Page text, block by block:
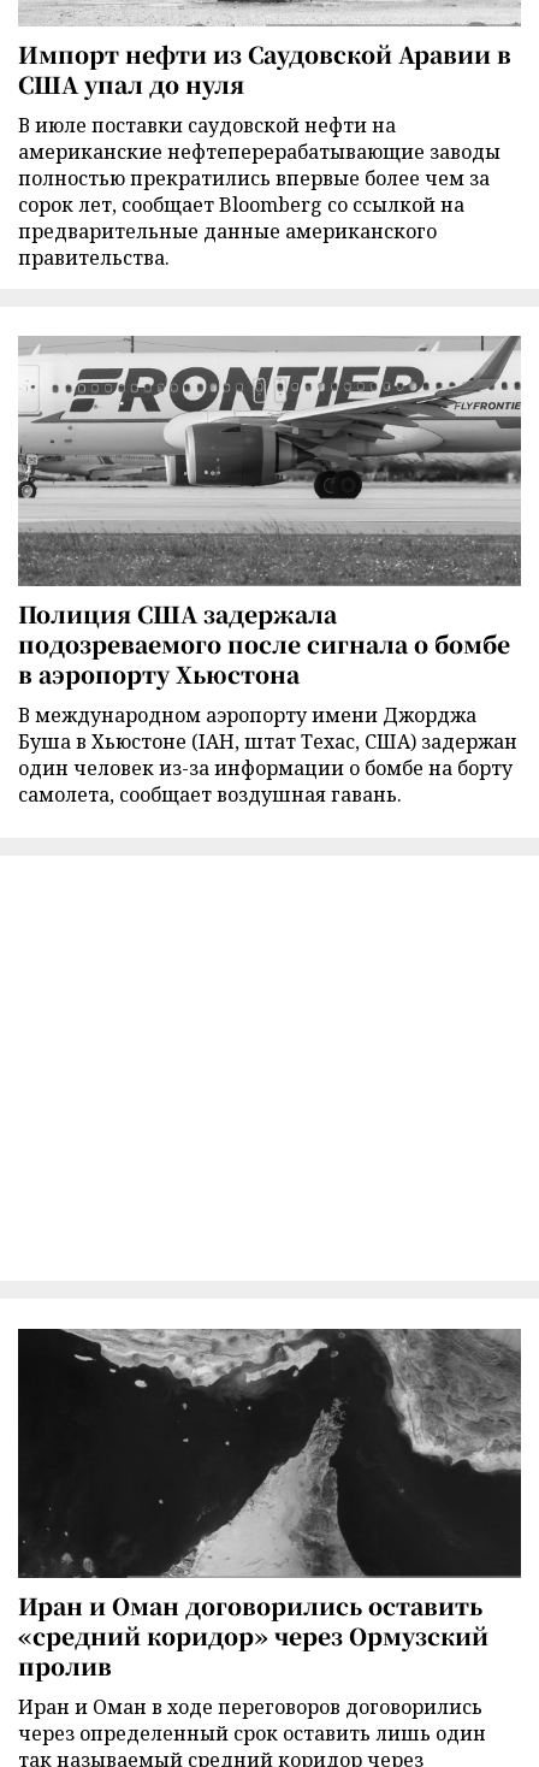
Импорт нефти из Саудовской Аравии в
США упал до нуля
В июле поставки саудовской нефти на
американские нефтеперерабатывающие заводы
полностью прекратились впервые более чем за
сорок лет, сообщает Bloomberg со ссылкой на
предварительные данные американского
правительства.
Полиция США задержала
подозреваемого после сигнала о бомбе
в аэропорту Хьюстона
В международном аэропорту имени Джорджа
Буша в Хьюстоне (IAH, штат Техас, США) задержан
один человек из-за информации о бомбе на борту
самолета, сообщает воздушная гавань.
Иран и Оман договорились оставить
«средний коридор» через Ормузский
пролив
Иран и Оман в ходе переговоров договорились
через определенный срок оставить лишь один
так называемый средний коридор через